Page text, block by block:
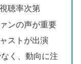
聴率次第
ンの声が重要
ストが出演
く、動向に注